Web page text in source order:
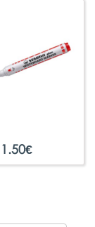
1.50€